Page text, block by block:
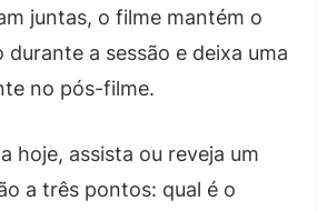
juntas, o filme mantém o
a sessão e deixa uma
no pós-filme.
hoje, assista ou reveja um
a três pontos: qual é o